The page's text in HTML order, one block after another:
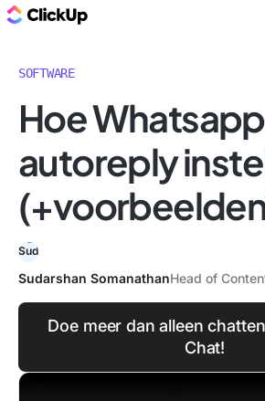
SOFTWARE
Hoe Whatsapp
autoreply
Sudarshan SomanathanHead of
Doe meer dan alleen
Chat!